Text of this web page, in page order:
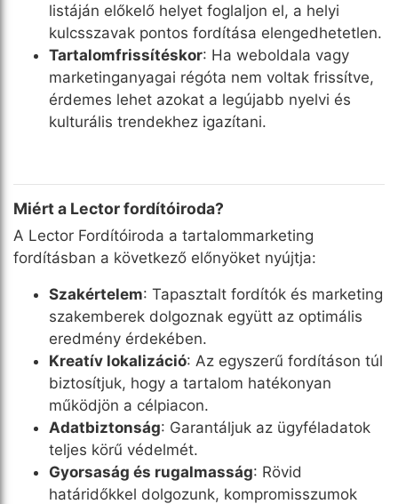
listáján előkelő helyet foglaljon el, a helyi
kulcsszavak pontos fordítása elengedhetetlen.
Tartalomfrissítéskor: Ha weboldala vagy
marketinganyagai régóta nem voltak frissítve,
érdemes lehet azokat a legújabb nyelvi és
kulturális trendekhez igazítani.
Miért a Lector fordítóiroda?
A Lector Fordítóiroda a tartalommarketing
fordításban a következő előnyöket nyújtja:
Szakértelem: Tapasztalt fordítók és marketing
szakemberek dolgoznak együtt az optimális
eredmény érdekében.
Kreatív lokalizáció: Az egyszerű fordításon túl
biztosítjuk, hogy a tartalom hatékonyan
működjön a célpiacon.
Adatbiztonság: Garantáljuk az ügyféladatok
teljes körű védelmét.
Gyorsaság és rugalmasság: Rövid
határidőkkel dolgozunk, kompromisszumok